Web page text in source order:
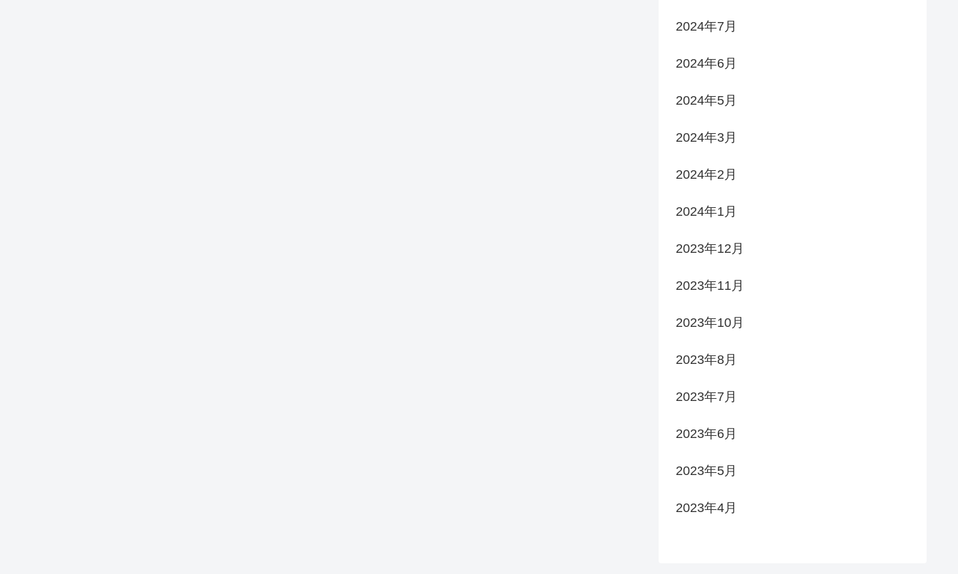
2024年7月
2024年6月
2024年5月
2024年3月
2024年2月
2024年1月
2023年12月
2023年11月
2023年10月
2023年8月
2023年7月
2023年6月
2023年5月
2023年4月